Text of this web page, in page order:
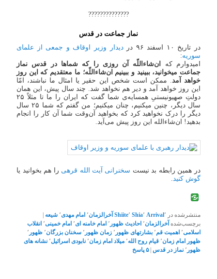
??????????????
نماز جماعت در قدس
در تاریخ ۱۰ اسفند ۹۶ در
دیدار وزیر اوقاف و جمعی از علمای
سوریه:
امیدوارم که
ان‌شاءاللّه آن روزی را که شماها در قدس نماز
جماعت میخوانید، ببینید و ببینیم ان‌شاءاللّه؛ ما معتقدیم که این ‌روز
خواهد آمد. ممکن است شخص این حقیر یا امثال ما نباشند، امّا
این روز خواهد آمد و دیر هم نخواهد شد. چند سال پیش، این همان
دولتِ صهیونیستیِ همسایه‌ی شما گفت که ایران را ما تا مثلاً ۲۵
سال دیگر، چنین میکنیم، چنان میکنیم؛ من گفتم که شما ۲۵ سال
دیگر را درک نخواهید کرد که بخواهید آن‌وقت شما آن کار را انجام
بدهید! ان‌شاءالله این روز پیش می‌آید.
در همین رابطه بد نیست سخنرانی آیت الله قرهی را هم بخوانید یا
گوش کنید
منتشرشده در Arrival٬ Shia٬ Shiite٬ آخرالزمان٬ امام مهدی٬ شیعه
برچسب‌شده آخرالزمان٬ احادیث ظهور ٬ امام خامنه ای٬ امام خمینی٬ انقلاب
اسلامی٬ اهمیت قم٬ بشارتهای ظهور ٬ زمان ظهور ٬ سخنان بزرگان٬ ظهور ٬
ظهور امام زمان٬ قیام روح الله٬ میلاد امام زمان٬ نابودی اسرائیل٬ نشانه های
ظهور ٬ نماز در قدس |۵پاسخ